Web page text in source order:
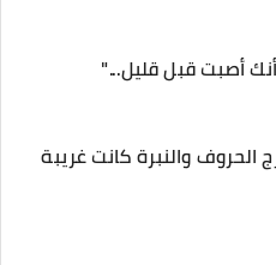
أصبت قبل قليل..."
الحروف والنبرة كانت غريبة